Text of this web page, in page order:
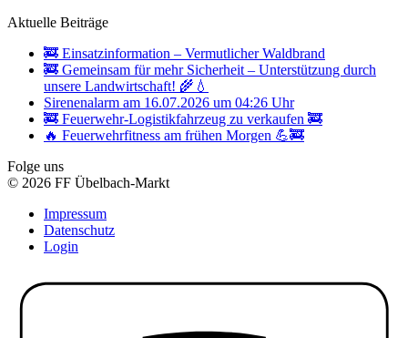
Aktuelle Beiträge
🚒 Einsatzinformation – Vermutlicher Waldbrand
🚒 Gemeinsam für mehr Sicherheit – Unterstützung durch
unsere Landwirtschaft! 🌾💧
Sirenenalarm am 16.07.2026 um 04:26 Uhr
🚒 Feuerwehr-Logistikfahrzeug zu verkaufen 🚒
🔥 Feuerwehrfitness am frühen Morgen 💪🚒
Folge uns
© 2026 FF Übelbach-Markt
Impressum
Datenschutz
Login